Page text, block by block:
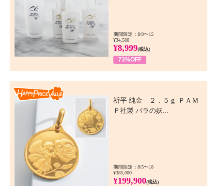
期間限定：8/9〜15
¥34,580
¥8,999(税込)
73%OFF
祈平 純金 ２．５ｇ ＰＡＭ
Ｐ社製 バラの妖...
期間限定：8/5〜18
¥385,000
¥199,900(税込)